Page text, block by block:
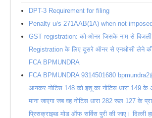
DPT-3 Requirement for filing
Penalty u/s 271AAB(1A) when not
GST registration: को-ओनर जिसके नाम से
Registration के लिए दूसरे ऑनर से एनओसी लेने की
FCA BPMUNDRA
FCA BPMUNDRA 9314501680
आयकर नोटिस 148 को इशू का नोटिस धारा 149
माना जाएगा जब वह नोटिस धारा 282 रूल 127 के
प्रिसक्राइब्ड मोड ऑफ सर्विस पुरी की जाए। दिल्ली